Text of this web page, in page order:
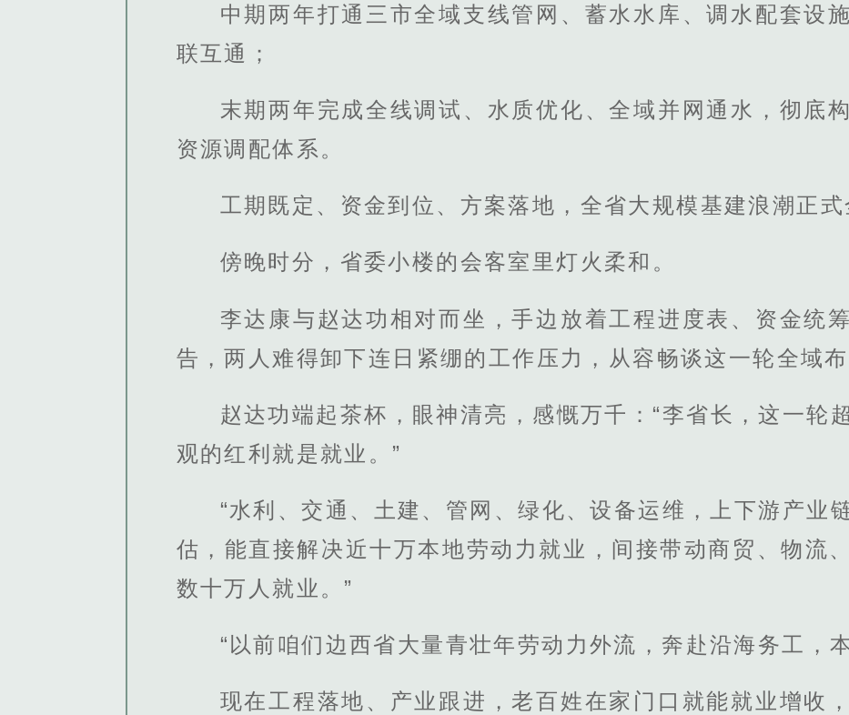
中期两年打通三市全域支线管网、蓄水水库、调水配套设
联互通；
末期两年完成全线调试、水质优化、全域并网通水，彻底
资源调配体系。
工期既定、资金到位、方案落地，全省大规模基建浪潮正式
傍晚时分，省委小楼的会客室里灯火柔和。
李达康与赵达功相对而坐，手边放着工程进度表、资金统
告，两人难得卸下连日紧绷的工作压力，从容畅谈这一轮全域布
赵达功端起茶杯，眼神清亮，感慨万千：“李省长，这一轮
观的红利就是就业。”
“水利、交通、土建、管网、绿化、设备运维，上下游产业
估，能直接解决近十万本地劳动力就业，间接带动商贸、物流
数十万人就业。”
“以前咱们边西省大量青壮年劳动力外流，奔赴沿海务工，
现在工程落地、产业跟进，老百姓在家门口就能就业增收